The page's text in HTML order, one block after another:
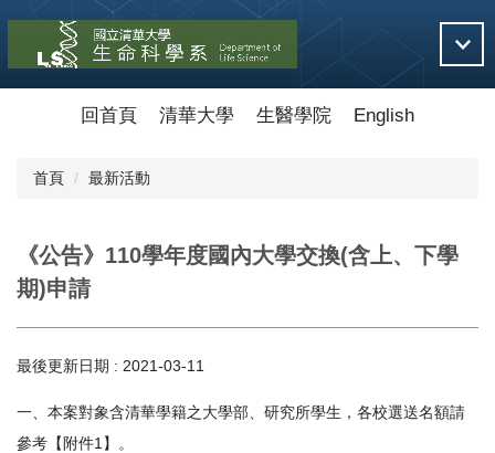
要
回首頁 清華大學 生醫學院 English
首頁 最新活動
《公告》110學年度國內大學交換(含上、下學
期)申請
最後更新日期 : 2021-03-11
一、本案對象含清華學籍之大學部、研究所學生，各校選送名額請
參考【附件1】。